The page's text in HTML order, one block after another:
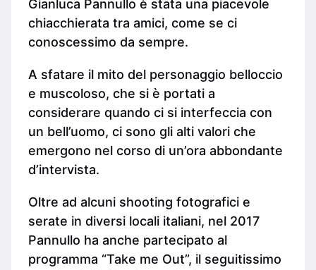
Gianluca Pannullo è stata una piacevole
chiacchierata tra amici, come se ci
conoscessimo da sempre.
A sfatare il mito del personaggio belloccio
e muscoloso, che si è portati a
considerare quando ci si interfeccia con
un bell’uomo, ci sono gli alti valori che
emergono nel corso di un’ora abbondante
d’intervista.
Oltre ad alcuni shooting fotografici e
serate in diversi locali italiani, nel 2017
Pannullo ha anche partecipato al
programma “Take me Out”, il seguitissimo